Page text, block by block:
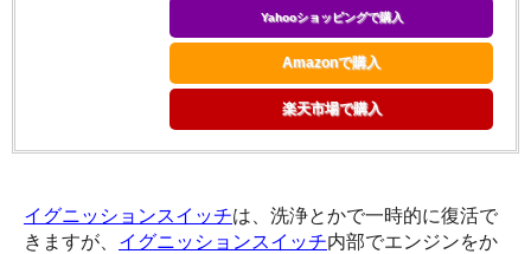
Yahooショッピングで購入
Amazonで購入
楽天市場で購入
イグニッションスイッチは、洗浄とかで一時的に復活で
きますが、 イグニッションスイッチ内部でエンジンをか